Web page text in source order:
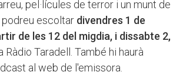
pel·lícules de terror i un munt de
podreu escoltar divendres 1 de
de les 12 del migdia, i dissabte 2,
Ràdio Taradell. També hi haurà
al web de l'emissora.